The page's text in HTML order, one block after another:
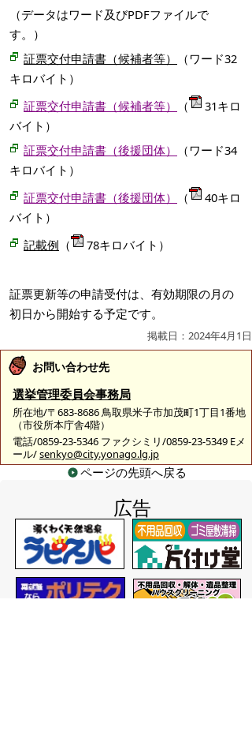
（データはワード及びPDFファイルで
す。）
証票交付申請書（候補者等）
（ワード32
キロバイト）
証票交付申請書（候補者等）
（
31キロ
バイト）
証票交付申請書（後援団体）
（ワード34
キロバイト）
証票交付申請書（後援団体）
（
40キロ
バイト）
記載例 （ 78キロバイト）
証票更新等の申請受付は、有効期限の月の
初日から開始する予定です。
掲載日：2024年4月1日
お問い合わせ先
選挙管理委員会事務局
所在地/〒683-8686 鳥取県米子市加茂町1丁目1番地
（市役所本庁舎4階）
電話/0859-23-5346 ファクシミリ/0859-23-5349 Eメ
ール/senkyo@city.yonago.lg.jp
ページの先頭へ戻る
広告